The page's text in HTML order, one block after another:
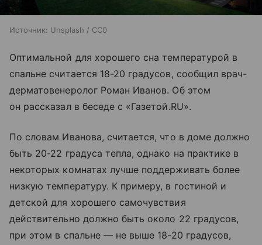
Источник: Unsplash / CC0
Оптимальной для хорошего сна температурой в
спальне считается 18-20 градусов, сообщил врач-
дерматовенеролог Роман Иванов. Об этом
он рассказал в беседе с «Газетой.RU».
По словам Иванова, считается, что в доме должно
быть 20-22 градуса тепла, однако на практике в
некоторых комнатах лучше поддерживать более
низкую температуру. К примеру, в гостиной и
детской для хорошего самочувствия
действительно должно быть около 22 градусов,
при этом в спальне — не выше 18-20 градусов,